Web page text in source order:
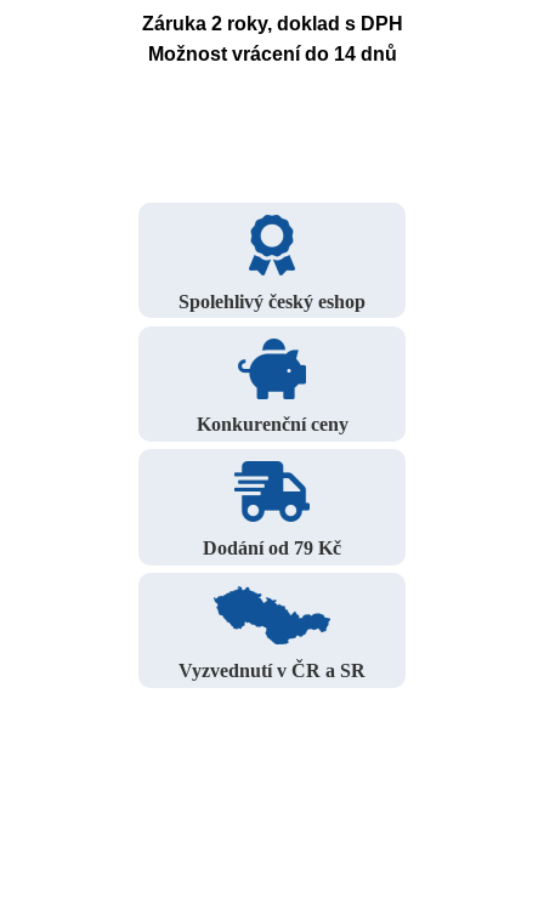
Záruka 2 roky, doklad s DPH
Možnost vrácení do 14 dnů
Spolehlivý český eshop
Konkurenční ceny
Dodání od 79 Kč
Vyzvednutí v ČR a SR